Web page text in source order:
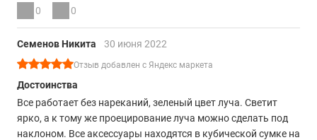
0 0
Семенов Никита 30 июня 2022
Отзыв добавлен с Яндекс маркета
Достоинства
Все работает без нареканий, зеленый цвет луча. Светит
ярко, а к тому же проецирование луча можно сделать под
наклоном. Все аксессуары находятся в кубической сумке на